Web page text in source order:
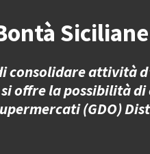
Siciliane
consolidare attività
offre la possibilità
(GDO)